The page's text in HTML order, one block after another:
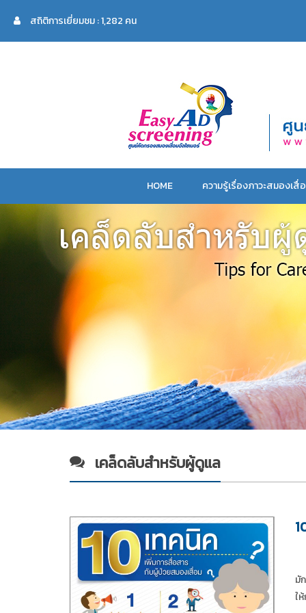
สถิติการเยี่ยมชม : 1,282 คน
HOME ความรู้เรื่องภาวะสมองเสื่
เคล็ดลับสำหรับผู้ดูแล
มั
ใ